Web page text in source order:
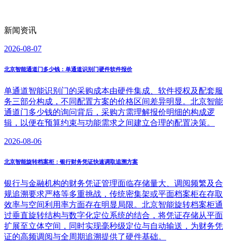
新闻资讯
2026-08-07
北京智能通道门多少钱：单通道识别门硬件软件报价
单通道智能识别门的采购成本由硬件集成、软件授权及配套服
务三部分构成，不同配置方案的价格区间差异明显。北京智能
通道门多少钱的询问背后，采购方需理解报价明细的构成逻
辑，以便在预算约束与功能需求之间建立合理的配置决策。
2026-08-06
北京智能旋转档案柜：银行财务凭证快速调取追溯方案
银行与金融机构的财务凭证管理面临存储量大、调阅频繁及合
规追溯要求严格等多重挑战，传统密集架或平面档案柜在存取
效率与空间利用率方面存在明显局限。北京智能旋转档案柜通
过垂直旋转结构与数字化定位系统的结合，将凭证存储从平面
扩展至立体空间，同时实现毫秒级定位与自动输送，为财务凭
证的高频调阅与全周期追溯提供了硬件基础。